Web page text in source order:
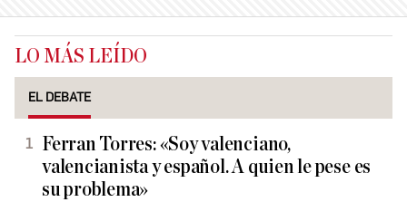
LO MÁS LEÍDO
EL DEBATE
Ferran Torres: «Soy valenciano,
valencianista y español. A quien le pese es
su problema»